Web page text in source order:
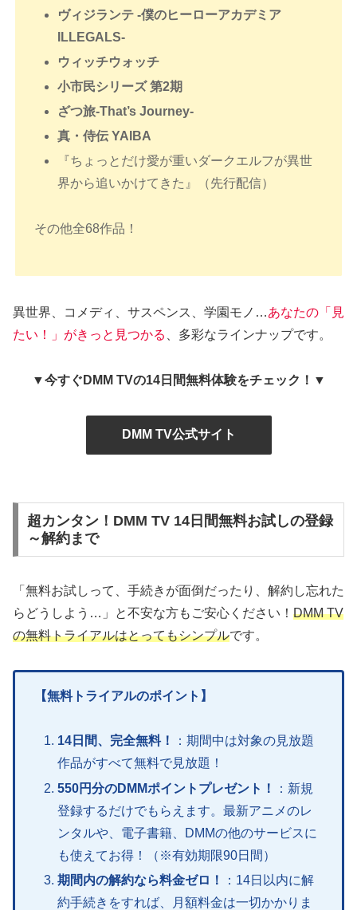
ヴィジランテ -僕のヒーローアカデミア
ILLEGALS-
ウィッチウォッチ
小市民シリーズ 第2期
ざつ旅-That’s Journey-
真・侍伝 YAIBA
『ちょっとだけ愛が重いダークエルフが異世
界から追いかけてきた』（先行配信）
その他全68作品！
異世界、コメディ、サスペンス、学園モノ…あなたの「見
たい！」がきっと見つかる
、多彩なラインナップです。
▼今すぐDMM TVの14日間無料体験をチェック！▼
DMM TV公式サイト
超カンタン！DMM TV 14日間無料お試しの登録
～解約まで
「無料お試しって、手続きが面倒だったり、解約し忘れた
らどうしよう…」と不安な方もご安心ください！ DMM TV
の無料トライアルはとってもシンプルです。
【無料トライアルのポイント】
14日間、完全無料！
：期間中は対象の見放題
作品がすべて無料で見放題！
550円分のDMMポイントプレゼント！
：新規
登録するだけでもらえます。最新アニメのレ
ンタルや、電子書籍、DMMの他のサービスに
も使えてお得！（※有効期限90日間）
期間内の解約なら料金ゼロ！
：14日以内に解
約手続きをすれば、月額料金は一切かかりま